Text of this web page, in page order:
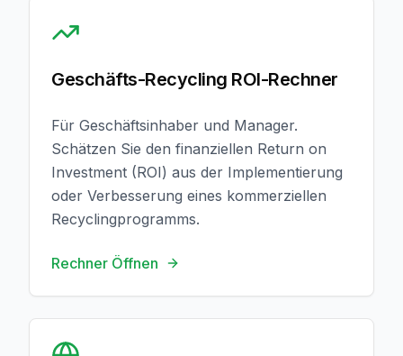
Geschäfts-Recycling ROI-Rechner
Für Geschäftsinhaber und Manager.
Schätzen Sie den finanziellen Return on
Investment (ROI) aus der Implementierung
oder Verbesserung eines kommerziellen
Recyclingprogramms.
Rechner Öffnen